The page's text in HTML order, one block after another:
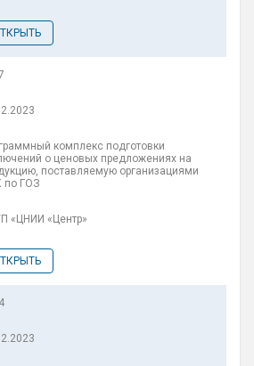
комплекс подготовки
о ценовых предложениях на
поставляемую организациями
по ГОЗ
«ЦНИИ «Центр»